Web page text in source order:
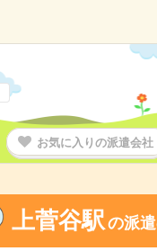
お気に入りの派遣会社
上菅谷駅の派